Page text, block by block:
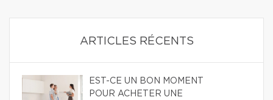
ARTICLES RÉCENTS
EST-CE UN BON MOMENT
POUR ACHETER UNE